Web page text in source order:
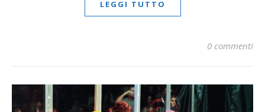
LEGGI TUTTO
0 commenti